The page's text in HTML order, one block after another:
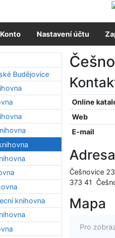
Konto Nastavení účtu
Online
Web
E-mail
Adresa
Češnovice 23
373 41
Mapa
Pro
Budějovice
knihovna